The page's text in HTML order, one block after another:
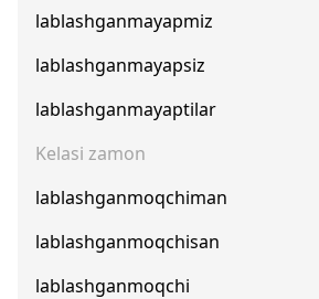
lablashganmayapmiz
lablashganmayapsiz
lablashganmayaptilar
Kelasi zamon
lablashganmoqchiman
lablashganmoqchisan
lablashganmoqchi